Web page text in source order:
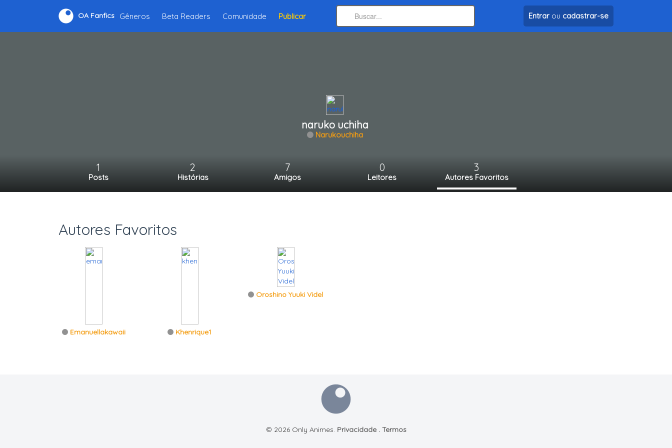
OA Fanfics Gêneros Beta Readers Comunidade Publicar Entrar ou cadastrar-se
naruko uchiha
Narukouchiha
1
Posts
2
Histórias
7
Amigos
0
Leitores
3
Autores Favoritos
Autores Favoritos
Emanuellakawaii Khenrique1
Oroshino Yuuki Videl
© 2026 Only Animes. Privacidade. Termos